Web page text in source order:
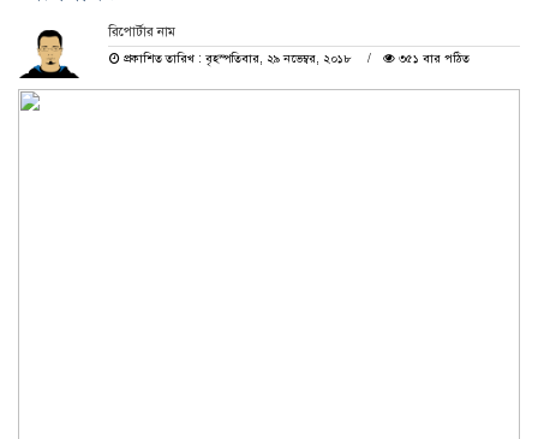
রিপোর্টার নাম
প্রকাশিত তারিখ : বৃহস্পতিবার, ২৯ নভেম্বর, ২০১৮
৩৫১ বার পঠিত